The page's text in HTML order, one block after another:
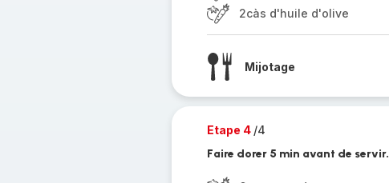
2càs d'huile d'olive
Mijotage
Etape 4 /4
Faire dorer 5 min avant de servir.